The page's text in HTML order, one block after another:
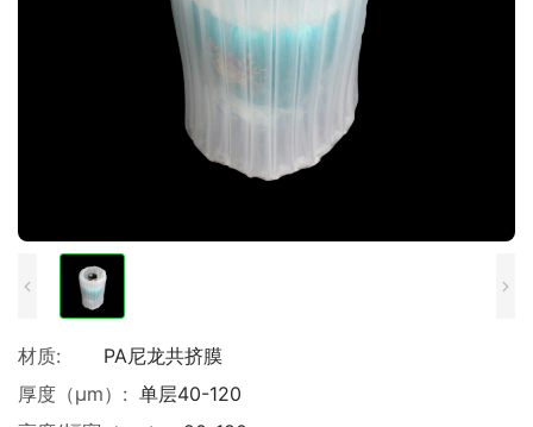
材质:
PA尼龙共挤膜
厚度（μm）: 单层40-120